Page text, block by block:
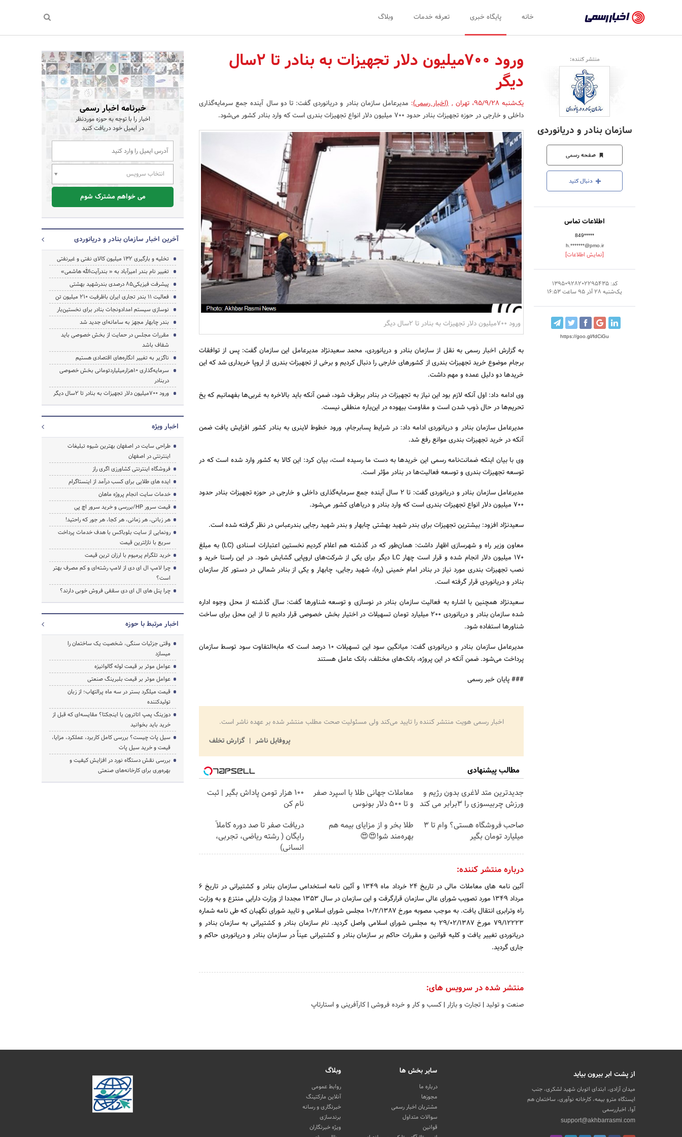
رسمی
-
اخبار
تایید
شده
شرکت‌ها،
سازمان‌ها
و
روابط
عمومی‌ها
خانه پایگاه خبری تعرفه خدمات وبلاگ
جستجو
منتشر کننده:
سازمان بنادر و دریانوردی
صفحه رسمی
دنبال کنید
اطلاعات تماس
849*****
h.*******@pmo.ir
[نمایش اطلاعات]
کد: 13950928202295435
یک‌شنبه 28 آذر 95 ساعت 16:53
https://goo.gl/fdCiGu
ورود 700میلیون دلار تجهیزات‌ به بنادر تا 2سال
دیگر
یک‌شنبه 95/9/28 ،تهران ,(اخبار رسمی): ‌مدیرعامل سازمان بنادر و دریانوردی گفت: تا دو سال آینده جمع‌ سرمایه‌گذاری
داخلی و خارجی در حوزه تجهیزات بنادر حدود 700 میلیون دلار‌ انواع تجهیزات بندری است که وارد بنادر کشور می‌شود.
ورود 700میلیون دلار تجهیزات‌ به بنادر تا 2سال دیگر
به گزارش اخبار رسمی به نقل از سازمان بنادر و دریانوردی، محمد سعیدنژاد مدیرعامل این سازمان گفت: پس از توافقات
برجام موضوع خرید تجهیزات بندری از کشورهای خارجی را دنبال کردیم و برخی از تجهیزات بندری از اروپا خریداری شد که این
خرید‌ها‌ دو دلیل عمده و مهم داشت.
وی ادامه داد: اول آنکه لازم بود این نیاز به تجهیزات در بنادر برطرف شود، ضمن آنکه باید بالاخره به غربی‌ها بفهمانیم که یخ
تحریم‌ها در حال ذوب شدن است و مقاومت بیهوده در این‌باره منطقی نیست.
مدیرعامل سازمان بنادر و دریانوردی ادامه داد: در شرایط پسابرجام، ورود خطوط لاینری به بنادر کشور افزایش یافت ضمن
آنکه در خرید تجهیزات بندری موانع رفع شد.
وی با بیان اینکه ضمانت‌نامه رسمی این خرید‌ها‌ به دست ما رسیده است، بیان کرد: این کالا به کشور وارد شده است که ‌در
توسعه تجهیزات بندری و توسعه فعالیت‌ها در بنادر مؤثر است.
‌مدیرعامل سازمان بنادر و دریانوردی گفت: تا 2 سال آینده جمع‌ سرمایه‌گذاری داخلی و خارجی در حوزه تجهیزات بنادر حدود
700 میلیون دلار‌ انواع تجهیزات بندری است که وارد بنادر و دریاهای کشور می‌شود.
سعیدنژاد افزود: بیشترین تجهیزات برای بندر شهید بهشتی چابهار و بندر شهید رجایی بندرعباس در نظر گرفته شده است.
معاون وزیر راه و شهرسازی اظهار داشت: همان‌طور که در گذشته هم اعلام کردیم نخستین اعتبارات اسنادی (LC) به مبلغ
170 میلیون دلار انجام شده و قرار است چهار LC دیگر برای یکی از شرکت‌های اروپایی گشایش شود. در این راستا خرید و
نصب تجهیزات بندری مورد نیاز در بنادر امام خمینی (ره)‌، شهید رجایی، چابهار و یکی از بنادر شمالی در دستور کار ‌سازمان
بنادر و دریانوردی قرار گرفته است.
سعیدنژاد همچنین با اشاره به فعالیت سازمان بنادر در نوسازی و توسعه شناورها گفت: سال گذشته از محل وجوه اداره
شده سازمان بنادر و دریانوردی 200 میلیارد تومان تسهیلات در اختیار بخش خصوصی قرار دادیم تا از این محل برای ساخت
شناورها استفاده شود.
‌مدیرعامل سازمان بنادر و دریانوردی گفت: میانگین سود این تسهیلات 10 درصد است که مابه‌التفاوت سود توسط سازمان
پرداخت می‌شود. ضمن آنکه در این پروژه، بانک‌های مختلف، بانک عامل هستند
### پایان خبر رسمی
اخبار رسمی هویت منتشر کننده را تایید می‌کند ولی مسئولیت صحت مطلب منتشر شده بر عهده ناشر است.
پروفایل ناشر
گزارش تخلف
مطالب پیشنهادی
جدیدترین متد لاغری بدون رژیم و
ورزش چربیسوزی را 3برابر می کند
معاملات جهانی طلا با اسپرد صفر
و تا ۵۰۰ دلار بونوس
100 هزار تومن پاداش بگیر | ثبت
نام کن
صاحب فروشگاه هستی؟ وام تا ۳
میلیارد تومان بگیر
طلا بخر و از مزایای بیمه هم
بهره‌مند شو!😍😍
دریافت صفر تا صد دوره کاملاً
رایگان ( رشته ریاضی، تجربی،
انسانی)
درباره منتشر کننده:
آئین نامه های معاملات مالی در تاریخ 24 خرداد ماه 1349 و آئین نامه استخدامی سازمان بنادر و کشتیرانی در تاریخ 6
مرداد 1349 مورد تصویب شورای عالی سازمان قرارگرفت و این سازمان در سال 1353 مجددا از وزارت دارایی منتزع و به وزارت
راه وترابری انتقال یافت. به موجب مصوبه مورخ 10/2/1387 مجلس شورای اسلامی و تایید شورای نگهبان که طی نامه شماره
79/12223 مورخ 29/02/1387 به مجلس شورای اسلامی واصل گردید. نام سازمان بنادر و کشتیرانی به سازمان بنادر و
دریانوردی تغییر یافت و کلیه قوانین و مقررات حاکم بر سازمان بنادر و کشتیرانی عیناً در سازمان بنادر و دریانوردی حاکم و
جاری گردید.
منتشر شده در سرویس های:
صنعت و تولید | تجارت و بازار | کسب و کار و خرده فروشی | کارآفرینی و استارتاپ
خبرنامه اخبار رسمی
اخبار را با توجه به حوزه موردنظر
در ایمیل خود دریافت کنید
انتخاب سرویس
می خواهم مشترک شوم
آخرین اخبار سازمان بنادر و دریانوردی
تخلیه و بارگیری ۱۳۲ میلیون کالای نفتی و غیرنفتی
تغییر نام بندر امیرآباد به « بندرآیت‌الله هاشمی»
پیشرفت فیزیکی‌۸۵ درصدی بندرشهید بهشتی
فعالیت ۱۱ بندر تجاری ایران باظرفیت ۲۱۰ میلیون تن
نوسازی سیستم امدادونجات بنادر برای نخستین‌بار
بندر چابهار مجهز به سامانه‌ای جدید شد
مقررات مجلس در حمایت از بخش خصوصی باید
شفاف باشد
ناگزیر به تغییر انگاره‌های اقتصادی هستیم
سرمایه‌گذاری 10هزارمیلیاردتومانی بخش خصوصی
دربنادر
ورود 700میلیون دلار تجهیزات‌ به بنادر تا 2سال دیگر
اخبار ویژه
طراحی سایت در اصفهان بهترین شیوه تبلیغات
اینترنتی در اصفهان
فروشگاه اینترنتی کشاورزی اگری راز
ایده های طلایی برای کسب درآمد از اینستاگرام
خدمات سایت انجام پروژه ماهان
قیمت سرور HP/بررسی و خرید سرور اچ پی
هر زبانی، هر زمانی، هر کجا، هر جور که راحتید!
رونمایی از سایت بلوباکس با هدف خدمات پرداخت
سریع با نازلترین قیمت
خرید تلگرام پرمیوم با ارزان ترین قیمت
چرا لامپ ال ای دی از لامپ رشته‌ای و کم مصرف بهتر
است؟
چرا پنل های ال ای دی سقفی فروش خوبی دارند؟
اخبار مرتبط با حوزه
وقتی جزئیات سنگی، شخصیت یک ساختمان را
میسازد
عوامل موثر بر قیمت لوله گالوانیزه
عوامل موثر بر قیمت بلبرینگ صنعتی
قیمت میلگرد بستر در سه ماه پرالتهاب؛ از زبان
تولیدکننده
دوزینگ پمپ اتاترون یا اینجکتا؟ مقایسه‌ای که قبل از
خرید باید بخوانید
سیل پات چیست؟ بررسی کامل کاربرد، عملکرد، مزایا،
قیمت و خرید سیل پات
بررسی نقش دستگاه نورد در افزایش کیفیت و
بهره‌وری برای کارخانه‌های صنعتی
از پشت ابر بیرون بیاید
میدان آزادی، ابتدای اتوبان شهید لشکری، جنب
ایستگاه مترو بیمه، کارخانه نوآوری، ساختمان هم
آوا، اخباررسمی
support@akhbarrasmi.com
سایر بخش ها
درباره ما
مجوزها
مشتریان اخبار رسمی
سوالات متداول
قوانین
وبلاگ
روابط عمومی
آنلاین مارکتینگ
خبرنگاری و رسانه
برندسازی
ویژه خبرنگاران